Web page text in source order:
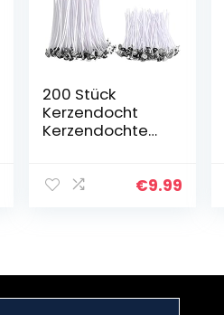
200 Stück
Kerzendocht
Kerzendochte
Verschiedenen
€9.99